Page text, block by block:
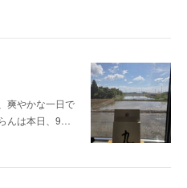
爽やかな一日で
んは本日、9…